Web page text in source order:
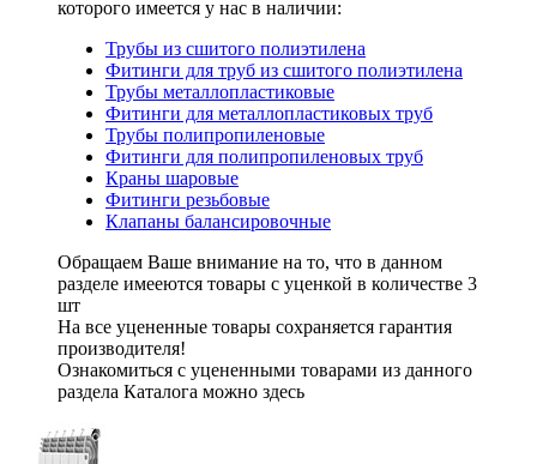
которого имеется у нас в наличии:
Трубы из сшитого полиэтилена
Фитинги для труб из сшитого полиэтилена
Трубы металлопластиковые
Фитинги для металлопластиковых труб
Трубы полипропиленовые
Фитинги для полипропиленовых труб
Краны шаровые
Фитинги резьбовые
Клапаны балансировочные
Обращаем Ваше внимание на то, что в данном
разделе имееются товары с уценкой в количестве 3
шт
На все уцененные товары сохраняется гарантия
производителя!
Ознакомиться с уцененными товарами из данного
раздела Каталога можно здесь